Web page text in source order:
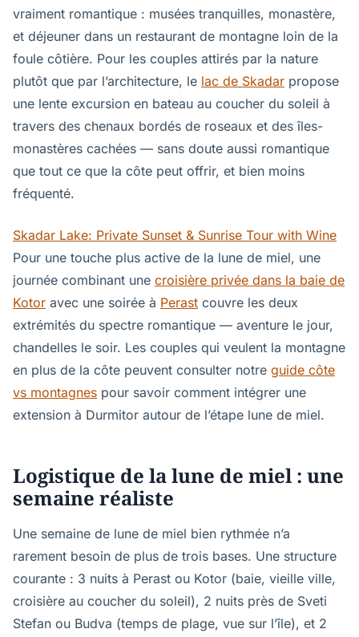
vraiment romantique : musées tranquilles, monastère,
et déjeuner dans un restaurant de montagne loin de la
foule côtière. Pour les couples attirés par la nature
plutôt que par l’architecture, le lac de Skadar propose
une lente excursion en bateau au coucher du soleil à
travers des chenaux bordés de roseaux et des îles-
monastères cachées — sans doute aussi romantique
que tout ce que la côte peut offrir, et bien moins
fréquenté.
Skadar Lake: Private Sunset & Sunrise Tour with Wine
Pour une touche plus active de la lune de miel, une
journée combinant une croisière privée dans la baie de
Kotor avec une soirée à Perast couvre les deux
extrémités du spectre romantique — aventure le jour,
chandelles le soir. Les couples qui veulent la montagne
en plus de la côte peuvent consulter notre guide côte
vs montagnes pour savoir comment intégrer une
extension à Durmitor autour de l’étape lune de miel.
Logistique de la lune de miel : une
semaine réaliste
Une semaine de lune de miel bien rythmée n’a
rarement besoin de plus de trois bases. Une structure
courante : 3 nuits à Perast ou Kotor (baie, vieille ville,
croisière au coucher du soleil), 2 nuits près de Sveti
Stefan ou Budva (temps de plage, vue sur l’île), et 2